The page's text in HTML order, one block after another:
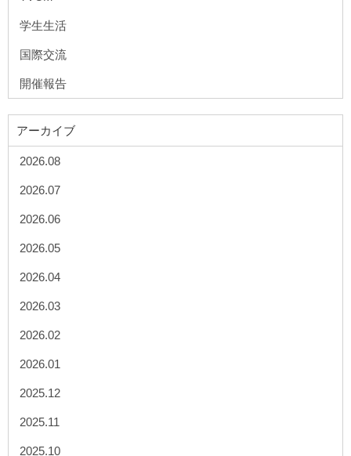
学生生活
国際交流
開催報告
アーカイブ
2026.08
2026.07
2026.06
2026.05
2026.04
2026.03
2026.02
2026.01
2025.12
2025.11
2025.10